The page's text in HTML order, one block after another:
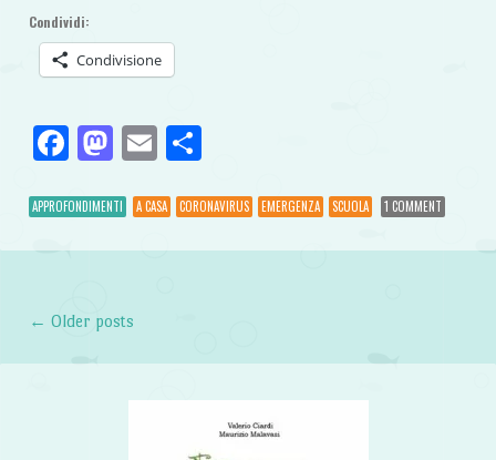
Condividi:
Condivisione
Facebook
Mastodon
Email
APPROFONDIMENTI A CASA CORONAVIRUS EMERGENZA SCUOLA 1 COMMENT
Post navigation
← Older posts